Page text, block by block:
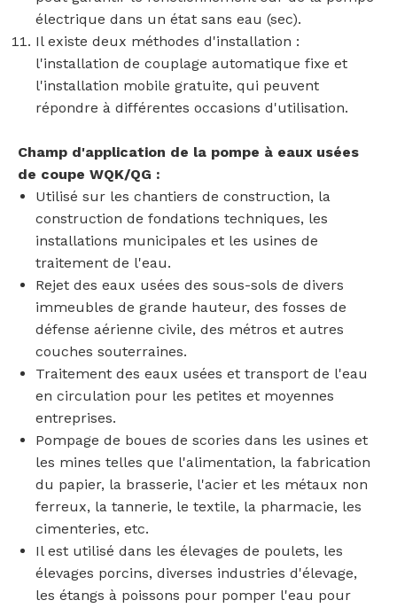
électrique dans un état sans eau (sec).
Il existe deux méthodes d'installation :
l'installation de couplage automatique fixe et
l'installation mobile gratuite, qui peuvent
répondre à différentes occasions d'utilisation.
Champ d'application de la pompe à eaux usées
de coupe WQK/QG :
Utilisé sur les chantiers de construction, la
construction de fondations techniques, les
installations municipales et les usines de
traitement de l'eau.
Rejet des eaux usées des sous-sols de divers
immeubles de grande hauteur, des fosses de
défense aérienne civile, des métros et autres
couches souterraines.
Traitement des eaux usées et transport de l'eau
en circulation pour les petites et moyennes
entreprises.
Pompage de boues de scories dans les usines et
les mines telles que l'alimentation, la fabrication
du papier, la brasserie, l'acier et les métaux non
ferreux, la tannerie, le textile, la pharmacie, les
cimenteries, etc.
Il est utilisé dans les élevages de poulets, les
élevages porcins, diverses industries d'élevage,
les étangs à poissons pour pomper l'eau pour